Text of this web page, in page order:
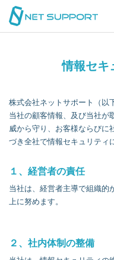
情報セキ
株式会社ネットサポート（以
当社の顧客情報、及び当社が
威から守り、お客様ならびに
づき全社で情報セキュリティ
１、経営者の責任
当社は、経営者主導で組織的
上に努めます。
２、社内体制の整備